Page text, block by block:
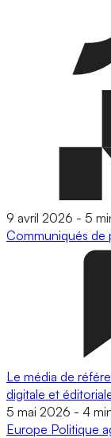
9 avril 2026 - 5
Communiqués de
Le média de
digitale et
5 mai 2026 - 4
Europe Politique